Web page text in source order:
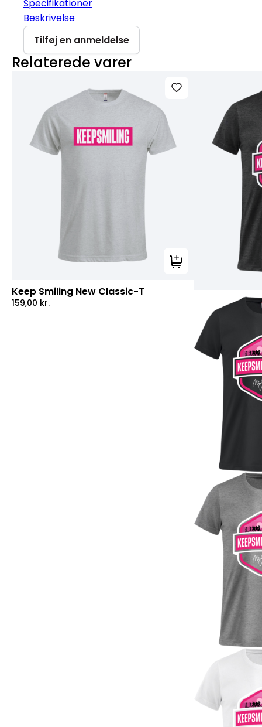
Specifikationer
Beskrivelse
Tilføj en anmeldelse
Relaterede varer
Tilføj til kurv
Keep Smiling New Classic-T
159,00 kr.